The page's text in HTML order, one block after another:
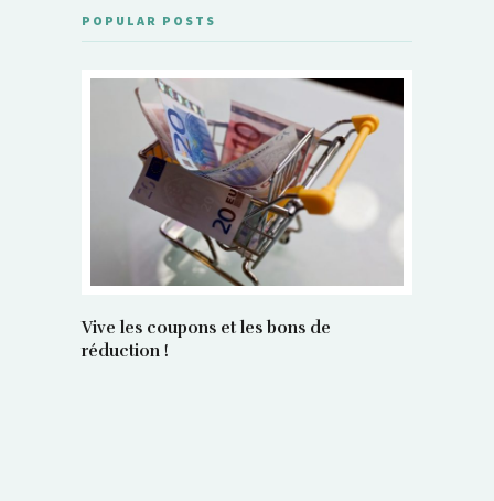
POPULAR POSTS
Vive les coupons et les bons de
réduction !